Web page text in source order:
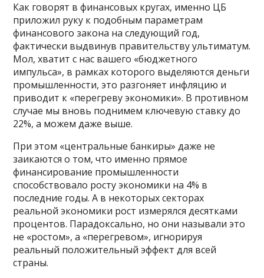
Как говорят в финансовых кругах, именно ЦБ
приложил руку к подобным параметрам
финансового закона на следующий год,
фактически выдвинув правительству ультиматум.
Мол, хватит с нас вашего «бюджетного
импульса», в рамках которого выделяются деньги
промышленности, это разгоняет инфляцию и
приводит к «перегреву экономики». В противном
случае мы вновь поднимем ключевую ставку до
22%, а можем даже выше.
При этом «центральные банкиры» даже не
заикаются о том, что именно прямое
финансирование промышленности
способствовало росту экономики на 4% в
последние годы. А в некоторых секторах
реальной экономики рост измерялся десятками
процентов. Парадоксально, но они называли это
не «ростом», а «перегревом», игнорируя
реальный положительный эффект для всей
страны.